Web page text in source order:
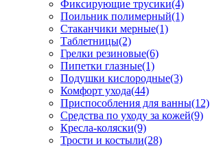
Фиксирующие трусики(4)
Поильник полимерный(1)
Стаканчики мерные(1)
Таблетницы(2)
Грелки резиновые(6)
Пипетки глазные(1)
Подушки кислородные(3)
Комфорт ухода(44)
Приспособления для ванны(12)
Средства по уходу за кожей(9)
Кресла-коляски(9)
Трости и костыли(28)